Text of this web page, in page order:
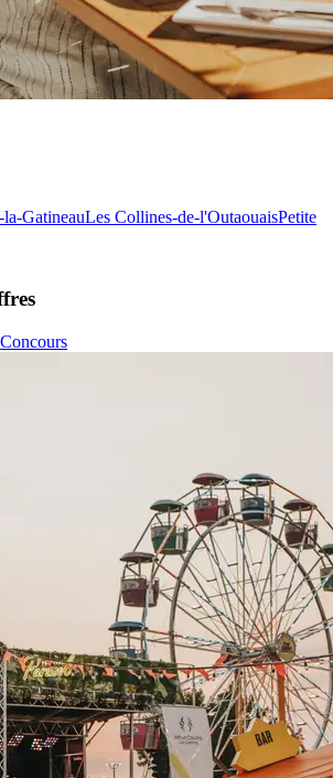
GatineauLes Collines-de-l'OutaouaisPetite
Concours